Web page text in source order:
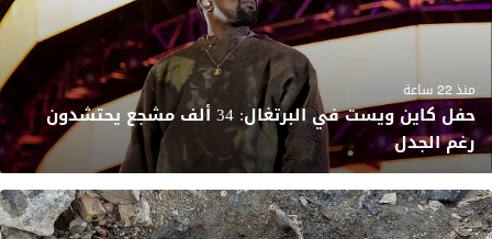
منذ 22 ساعة
حفل كاين ويست في البرتغال: 34 ألف مشجع يحتشدون
رغم الجدل